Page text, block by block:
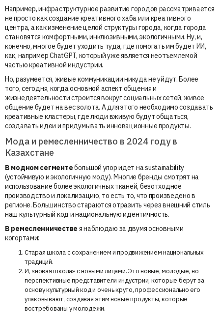
Например, инфраструктурное развитие городов рассматривается
не просто как создание креативного хаба или креативного
центра, а как изменение целой структуры города, когда города
становятся комфортными, инклюзивными, экологичными. Ну, и,
конечно, многое будет уходить туда, где помогать им будет ИИ,
как, например ChatGPT, который уже является неотъемлемой
частью креативной индустрии.
Но, разумеется, живые коммуникации никуда не уйдут. Более
того, сегодня, когда основной аспект общения и
жизнедеятельности строится вокруг социальных сетей, живое
общение будет на вес золота. А для этого необходимо создавать
креативные кластеры, где люди вживую будут общаться,
создавать идеи и придумывать инновационные продукты.
Мода и ремесленничество в 2024 году в
Казахстане
В модном сегментебольшой упор идет на sustainability
(устойчивую и экологичную моду). Многие бренды смотрят на
использование более экологичных тканей, безотходное
производство и локализацию, то есть то, что произведено в
регионе. Большинство стараются отразить через внешний стиль
наш культурный код и национальную идентичность.
В ремесленничестве я наблюдаю за двумя основными
когортами:
Старая школа с сохранением и продвижением национальных
традиций.
И, «новая школа» с новыми лицами. Это новые, молодые, но
перспективные представители индустрии, которые берут за
основу культурный код и очень круто, профессионально его
упаковывают, создавая этим новые продукты, которые
востребованы у молодежи.